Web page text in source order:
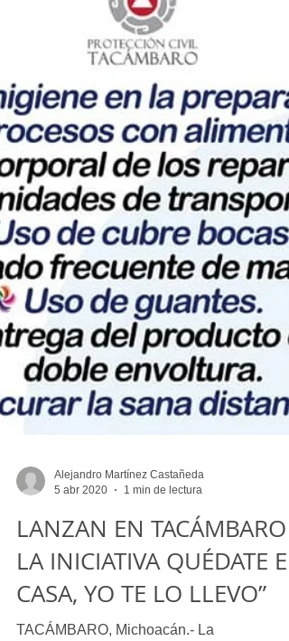
Alejandro Martínez Castañeda